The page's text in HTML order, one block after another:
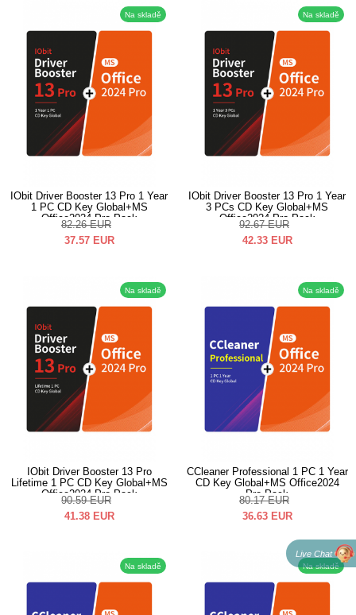
Na skladě
IObit Driver Booster 13 Pro 1 Year
1 PC CD Key Global+MS
Office2024 Pro Pack
82.26 EUR
37.57 EUR
Na skladě
IObit Driver Booster 13 Pro 1 Year
3 PCs CD Key Global+MS
Office2024 Pro Pack
92.67 EUR
42.33 EUR
Na skladě
IObit Driver Booster 13 Pro
Lifetime 1 PC CD Key Global+MS
Office2024 Pro Pack
90.59 EUR
41.38 EUR
Na skladě
CCleaner Professional 1 PC 1 Year
CD Key Global+MS Office2024
Pro Pack
80.17 EUR
36.63 EUR
Na skladě Na skladě
Live Chat